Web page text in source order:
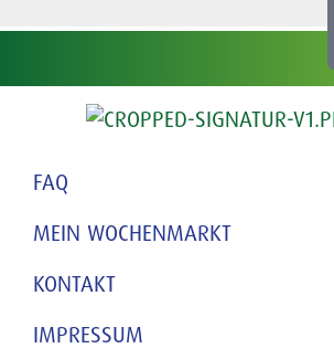
FAQ
MEIN WOCHENMARKT
KONTAKT
IMPRESSUM